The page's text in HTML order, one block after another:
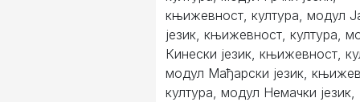
књижевност, култура, модул
језик, књижевност, култура,
Кинески језик, књижевност,
модул Мађарски језик,
култура, модул Немачки језик,